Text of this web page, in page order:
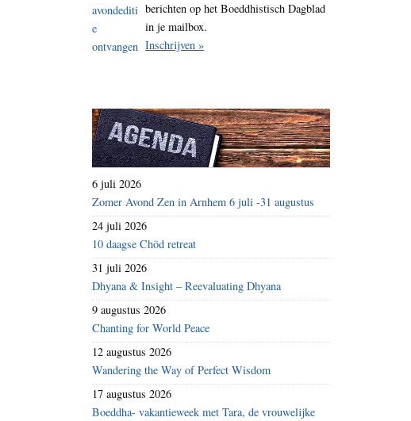
berichten op het Boeddhistisch Dagblad
in je mailbox.
Inschrijven »
6 juli 2026
Zomer Avond Zen in Arnhem 6 juli -31 augustus
24 juli 2026
10 daagse Chöd retreat
31 juli 2026
Dhyana & Insight – Reevaluating Dhyana
9 augustus 2026
Chanting for World Peace
12 augustus 2026
Wandering the Way of Perfect Wisdom
17 augustus 2026
Boeddha- vakantieweek met Tara, de vrouwelijke